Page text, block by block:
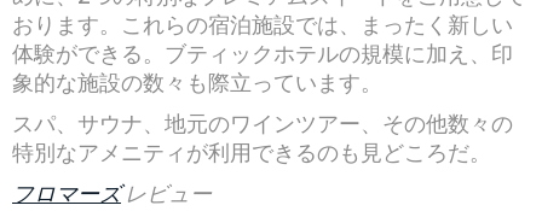
おります。これらの宿泊施設では、まったく新しい
体験ができる。ブティックホテルの規模に加え、印
象的な施設の数々も際立っています。
スパ、サウナ、地元のワインツアー、その他数々の
特別なアメニティが利用できるのも見どころだ。
フロマーズレビュー